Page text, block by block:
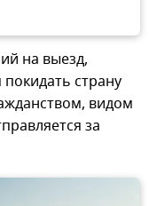
на выезд,
страну
видом
за